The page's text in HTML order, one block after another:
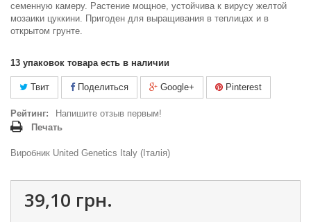
семенную камеру. Растение мощное, устойчива к вирусу желтой
мозаики цуккини. Пригоден для выращивания в теплицах и в
открытом грунте.
13 упаковок товара есть в наличии
Твит Поделиться Google+ Pinterest
Рейтинг:
Напишите отзыв первым!
Печать
Виробник United Genetics Italy (Італія)
39,10 грн.